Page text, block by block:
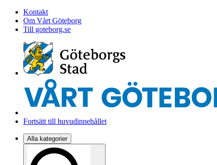
Kontakt
Om Vårt Göteborg
Till goteborg.se
Fortsätt till huvudinnehållet
Alla kategorier